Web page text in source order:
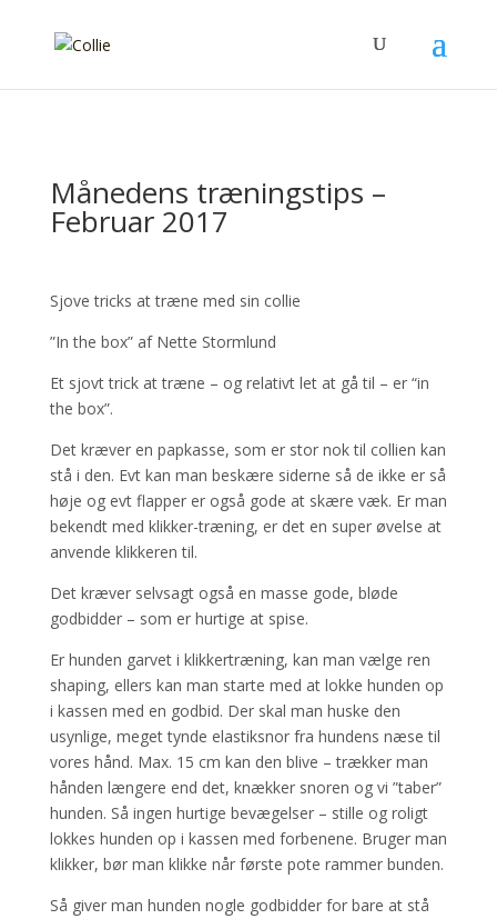
Månedens træningstips –
Februar 2017
Sjove tricks at træne med sin collie
”In the box” af Nette Stormlund
Et sjovt trick at træne – og relativt let at gå til – er “in
the box”.
Det kræver en papkasse, som er stor nok til collien kan
stå i den. Evt kan man beskære siderne så de ikke er så
høje og evt flapper er også gode at skære væk. Er man
bekendt med klikker-træning, er det en super øvelse at
anvende klikkeren til.
Det kræver selvsagt også en masse gode, bløde
godbidder – som er hurtige at spise.
Er hunden garvet i klikkertræning, kan man vælge ren
shaping, ellers kan man starte med at lokke hunden op
i kassen med en godbid. Der skal man huske den
usynlige, meget tynde elastiksnor fra hundens næse til
vores hånd. Max. 15 cm kan den blive – trækker man
hånden længere end det, knækker snoren og vi ”taber”
hunden. Så ingen hurtige bevægelser – stille og roligt
lokkes hunden op i kassen med forbenene. Bruger man
klikker, bør man klikke når første pote rammer bunden.
Så giver man hunden nogle godbidder for bare at stå